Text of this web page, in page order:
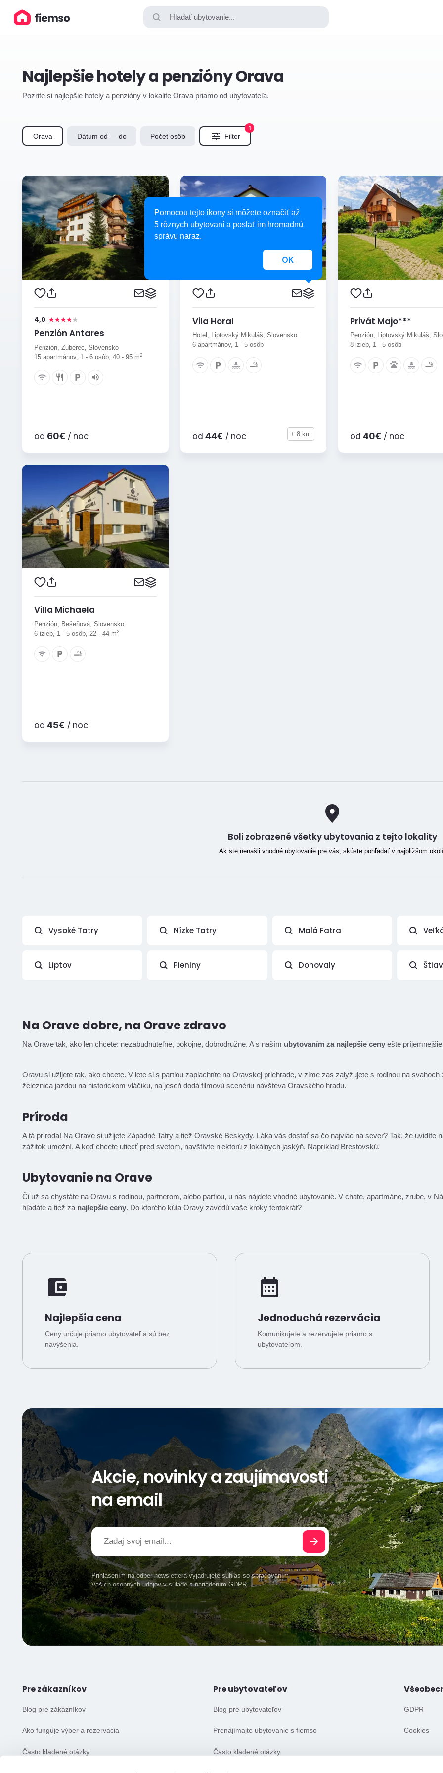
Hľadať ubytovanie...
Najlepšie hotely a penzióny Orava
Pozrite si najlepšie hotely a penzióny v lokalite Orava priamo od ubytovateľa.
Orava Dátum od — do Počet osôb Filter
1
4,0
Penzión Antares
Penzión, Zuberec, Slovensko
15 apartmánov, 1 - 6 osôb, 40 - 95 m2
od 60€ / noc
Vila Horal
Hotel, Liptovský Mikuláš, Slovensko
6 apartmánov, 1 - 5 osôb
od 44€ / noc + 8 km
Privát Majo***
Penzión, Liptovský Mikuláš,
8 izieb, 1 - 5 osôb
od 40€ / noc
Villa Michaela
Penzión, Bešeňová, Slovensko
6 izieb, 1 - 5 osôb, 22 - 44 m2
od 45€ / noc
Boli zobrazené všetky ubytovania z tejto lokality
Ak ste nenašli vhodné ubytovanie pre vás, skúste pohľadať v najbližšom
Vysoké Tatry Nízke Tatry Malá Fatra
Liptov Pieniny Donovaly
Na Orave dobre, na Orave zdravo
Na Orave tak, ako len chcete: nezabudnuteľne, pokojne, dobrodružne. A s naším ubytovaním za najlepšie ceny ešte
Oravu si užijete tak, ako chcete. V lete si s partiou zaplachtíte na Oravskej priehrade, v zime zas zalyžujete s rodinou na
železnica jazdou na historickom vláčiku, na jeseň dodá filmovú scenériu návšteva Oravského hradu.
Príroda
A tá príroda! Na Orave si užijete Západné Tatry a tiež Oravské Beskydy. Láka vás dostať sa čo najviac na sever? Tak, že uvidíte
zážitok umožní. A keď chcete utiecť pred svetom, navštívte niektorú z lokálnych jaskýň. Napríklad Brestovskú.
Ubytovanie na Orave
Či už sa chystáte na Oravu s rodinou, partnerom, alebo partiou, u nás nájdete vhodné ubytovanie. V chate, apartmáne, zrube, v
hľadáte a tiež za najlepšie ceny. Do ktorého kúta Oravy zavedú vaše kroky tentokrát?
Najlepšia cena
Ceny určuje priamo ubytovateľ a sú bez
navýšenia.
Jednoduchá rezervácia
Komunikujete a rezervujete priamo s
ubytovateľom.
Akcie, novinky a zaujímavosti
na email
Prihlásením na odber newslettera vyjadrujete súhlas so spracovaním
Vašich osobných udajov v súlade snariadením GDPR
Pre zákazníkov
Blog pre zákazníkov
Ako funguje výber a rezervácia
Často kladené otázky
Pre ubytovateľov
Blog pre ubytovateľov
Prenajímajte ubytovanie s fiemso
Často kladené otázky
GDPR
Cookies
Pomocou tejto ikony si môžete označiť až
5 rôznych ubytovaní a poslať im hromadnú
správu naraz.
OK